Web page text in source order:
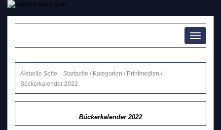
Toggle
Aktuelle Seite: Startseite / Kategorien / Printmedien /
Bückerkalender 2022
Bückerkalender 2022